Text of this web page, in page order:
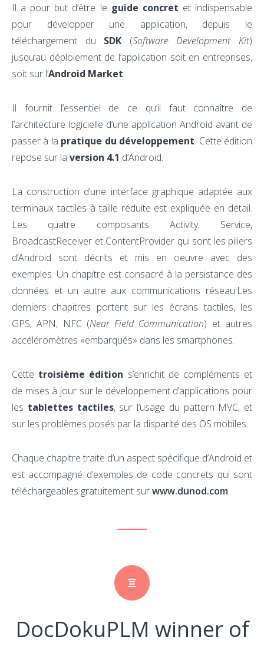
Il a pour but d’être le guide concret et indispensable
pour développer une application, depuis le
téléchargement du SDK (Software Development Kit)
jusqu’au déploiement de l’application soit en entreprises,
soit sur l’Android Market.
Il fournit l’essentiel de ce qu’il faut connaître de
l’architecture logicielle d’une application Android avant de
passer à la pratique du développement. Cette édition
repose sur la version 4.1 d’Android.
La construction d’une interface graphique adaptée aux
terminaux tactiles à taille réduite est expliquée en détail.
Les quatre composants Activity, Service,
BroadcastReceiver et ContentProvider qui sont les piliers
d’Android sont décrits et mis en oeuvre avec des
exemples. Un chapitre est consacré à la persistance des
données et un autre aux communications réseau.Les
derniers chapitres portent sur les écrans tactiles, les
GPS, APN, NFC (Near Field Communication) et autres
accéléromètres «embarqués» dans les smartphones.
Cette troisième édition s’enrichit de compléments et
de mises à jour sur le développement d’applications pour
les tablettes tactiles, sur l’usage du pattern MVC, et
sur les problèmes posés par la disparité des OS mobiles.
Chaque chapitre traite d’un aspect spécifique d’Android et
est accompagné d’exemples de code concrets qui sont
téléchargeables gratuitement surwww.dunod.com.
DocDokuPLM winner of